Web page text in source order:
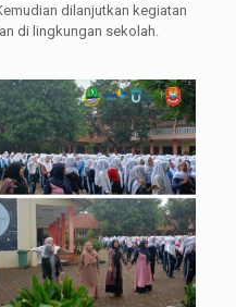
dilanjutkan kegiatan
di lingkungan sekolah.